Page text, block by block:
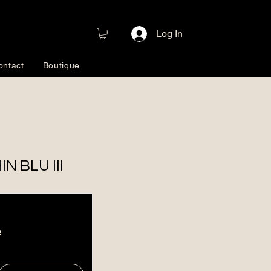
Log In
Boutique
BLU III